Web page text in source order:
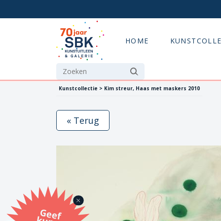
HOME
Kunstcollectie > Kim streur, Haas met maskers 2010
G
eef
u
n
st
a
d
o
m
et
e SB
K
u
n
stb
o
n
« Terug